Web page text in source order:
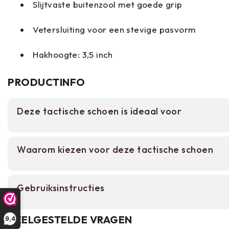
9,4
Slijtvaste buitenzool met goede grip
Vetersluiting voor een stevige pasvorm
Hakhoogte: 3,5 inch
PRODUCTINFO
Deze tactische schoen is ideaal voor
een betrouwbare schoen nodig hebben voor
Waarom kiezen voor deze tactische schoen
Lichtgewicht ontwerp met
gedurende lange shifts.
Ademend mesh bovenwerk voorkomt
warmteopbouw.
Gebruiksinstructies
Controleer voor eerste gebruik of de schoen
VEELGESTELDE VRAGEN